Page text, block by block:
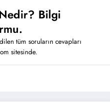
Bilgi
tüm soruların cevapları
sitesinde.